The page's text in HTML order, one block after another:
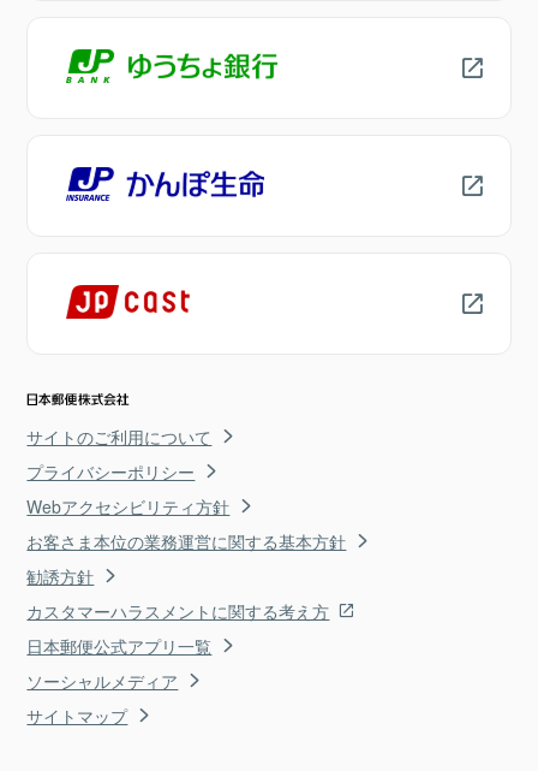
サイトのご利用について
プライバシーポリシー
Webアクセシビリティ方針
お客さま本位の業務運営に関する基本方針
勧誘方針
カスタマーハラスメントに関する考え方
日本郵便公式アプリ一覧
ソーシャルメディア
サイトマップ